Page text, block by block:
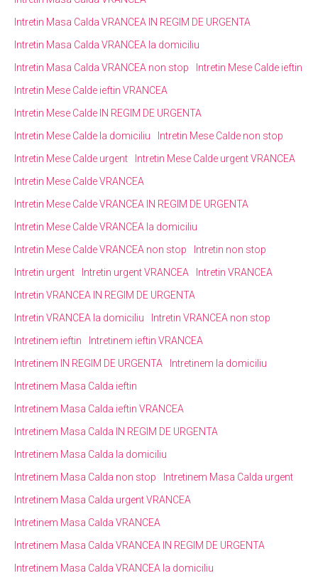
Intretin Masa Calda VRANCEA IN REGIM DE URGENTA
Intretin Masa Calda VRANCEA la domiciliu
Intretin Masa Calda VRANCEA non stop
Intretin Mese Calde ieftin
Intretin Mese Calde ieftin VRANCEA
Intretin Mese Calde IN REGIM DE URGENTA
Intretin Mese Calde la domiciliu
Intretin Mese Calde non stop
Intretin Mese Calde urgent
Intretin Mese Calde urgent VRANCEA
Intretin Mese Calde VRANCEA
Intretin Mese Calde VRANCEA IN REGIM DE URGENTA
Intretin Mese Calde VRANCEA la domiciliu
Intretin Mese Calde VRANCEA non stop
Intretin non stop
Intretin urgent
Intretin urgent VRANCEA
Intretin VRANCEA
Intretin VRANCEA IN REGIM DE URGENTA
Intretin VRANCEA la domiciliu
Intretin VRANCEA non stop
Intretinem ieftin
Intretinem ieftin VRANCEA
Intretinem IN REGIM DE URGENTA
Intretinem la domiciliu
Intretinem Masa Calda ieftin
Intretinem Masa Calda ieftin VRANCEA
Intretinem Masa Calda IN REGIM DE URGENTA
Intretinem Masa Calda la domiciliu
Intretinem Masa Calda non stop
Intretinem Masa Calda urgent
Intretinem Masa Calda urgent VRANCEA
Intretinem Masa Calda VRANCEA
Intretinem Masa Calda VRANCEA IN REGIM DE URGENTA
Intretinem Masa Calda VRANCEA la domiciliu